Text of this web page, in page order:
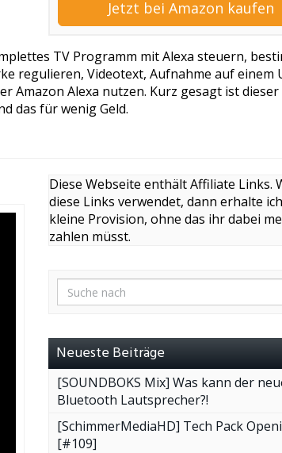
Jetzt bei Amazon kaufen
TV Programm mit Alexa steuern,
regulieren, Videotext, Aufnahme auf einem
Amazon Alexa nutzen. Kurz gesagt ist dieser
das für wenig Geld.
Diese Webseite enthält Affiliate Links.
diese Links verwendet, dann erhalte
kleine Provision, ohne das ihr dabei
zahlen müsst.
Neueste Beiträge
[SOUNDBOKS Mix] Was kann der
Bluetooth Lautsprecher?!
[SchimmerMediaHD] Tech Pack
[#109]